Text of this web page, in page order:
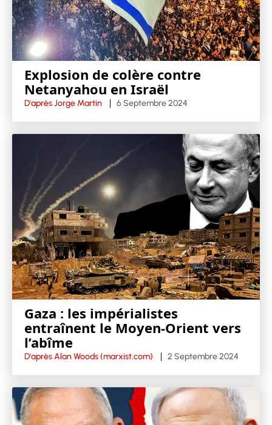
Explosion de colère contre
Netanyahou en Israël
D'après Jorge Martin 6 Septembre 2024
Gaza : les impérialistes
entraînent le Moyen-Orient vers
l’abîme
D'après Alan Woods (marxist.com) 2 Septembre 2024